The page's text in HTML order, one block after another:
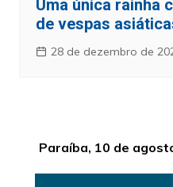
Uma única rainha
de vespas
28 de dezembro de
Paraíba, 10 de